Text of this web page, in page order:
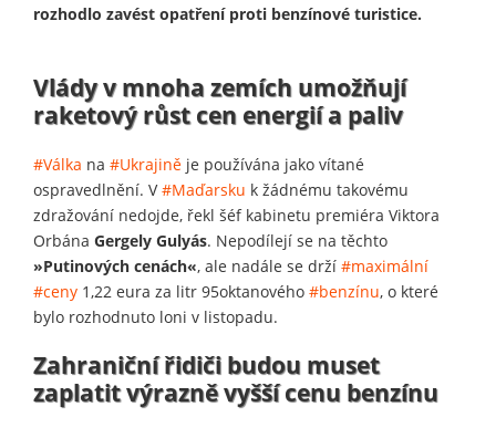
rozhodlo zavést opatření proti benzínové turistice.
Vlády v mnoha zemích umožňují
raketový růst cen energií a paliv
#Válka na #Ukrajině je používána jako vítané
ospravedlnění. V#Maďarsku k žádnému takovému
zdražování nedojde, řekl šéf kabinetu premiéra Viktora
Orbána Gergely Gulyás. Nepodílejí se na těchto
»Putinových cenách«, ale nadále se drží #maximální
#ceny 1,22 eura za litr 95oktanového #benzínu, o které
bylo rozhodnuto loni v listopadu.
Zahraniční řidiči budou muset
zaplatit výrazně vyšší cenu benzínu